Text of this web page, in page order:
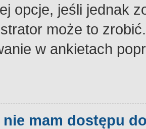
opcje, jeśli jednak
może to
w ankietach
nie mam dostępu